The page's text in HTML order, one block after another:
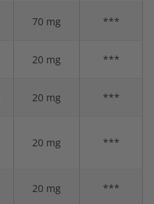
70 mg ***
20 mg ***
20 mg ***
20 mg ***
20 mg ***